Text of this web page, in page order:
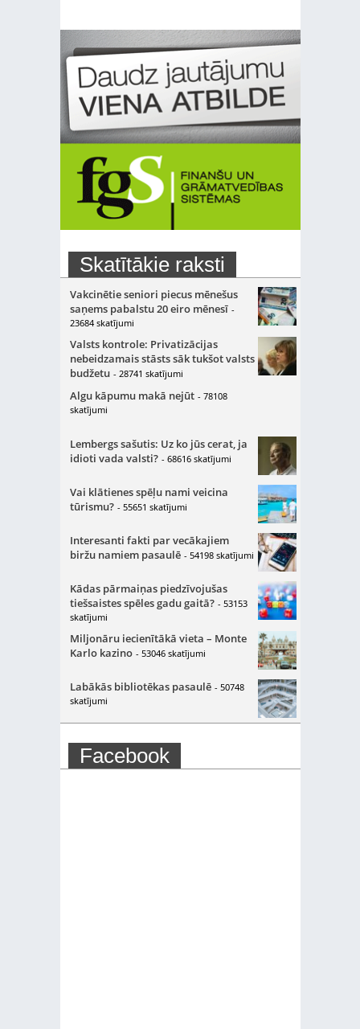
Skatītākie raksti
Vakcinētie seniori piecus mēnešus
saņems pabalstu 20 eiro mēnesī -
23684 skatījumi
Valsts kontrole: Privatizācijas
nebeidzamais stāsts sāk tukšot valsts
budžetu - 28741 skatījumi
Algu kāpumu makā nejūt - 78108
skatījumi
Lembergs sašutis: Uz ko jūs cerat, ja
idioti vada valsti? - 68616 skatījumi
Vai klātienes spēļu nami veicina
tūrismu? - 55651 skatījumi
Interesanti fakti par vecākajiem
biržu namiem pasaulē - 54198 skatījumi
Kādas pārmaiņas piedzīvojušas
tiešsaistes spēles gadu gaitā? - 53153
skatījumi
Miljonāru iecienītākā vieta – Monte
Karlo kazino - 53046 skatījumi
Labākās bibliotēkas pasaulē - 50748
skatījumi
Facebook